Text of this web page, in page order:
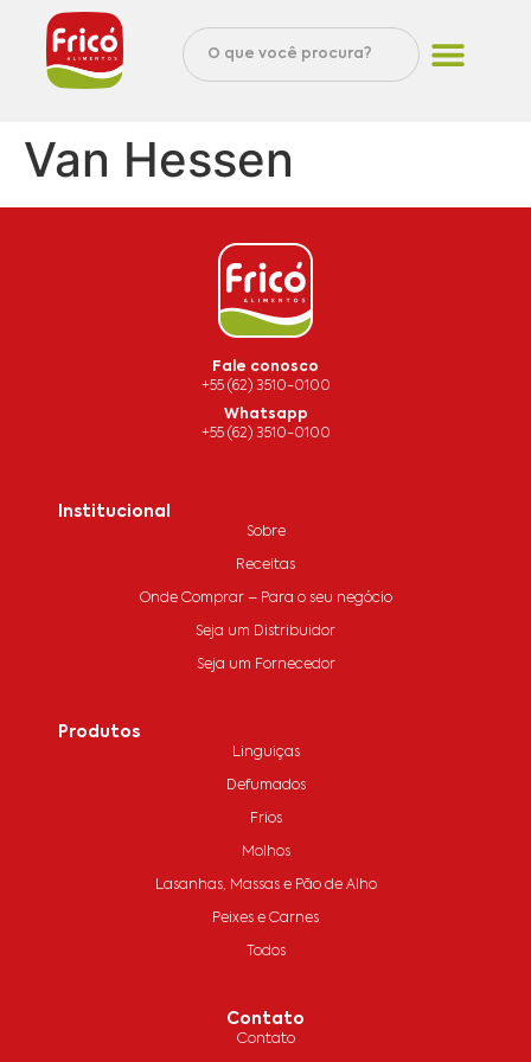
Van Hessen
Fale conosco
+55 (62) 3510-0100
Whatsapp
+55 (62) 3510-0100
Institucional
Sobre
Receitas
Onde Comprar – Para o seu negócio
Seja um Distribuidor
Seja um Fornecedor
Produtos
Linguiças
Defumados
Frios
Molhos
Lasanhas, Massas e Pão de Alho
Peixes e Carnes
Todos
Contato
Contato